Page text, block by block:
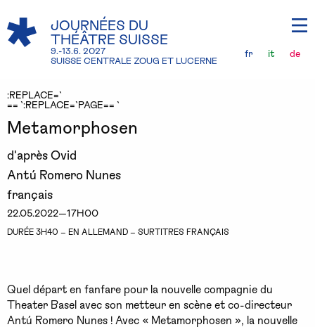
JOURNÉES DU
THÉÂTRE SUISSE
9.-13.6. 2027
SUISSE CENTRALE ZOUG ET LUCERNE
fr it de
:REPLACE=`
== `:REPLACE=`PAGE== `
Metamorphosen
d'après Ovid
Antú Romero Nunes
français
22.05.2022—17H00
DURÉE 3H40 – EN ALLEMAND – SURTITRES FRANÇAIS
Quel départ en fanfare pour la nouvelle compagnie du
Theater Basel avec son metteur en scène et co-directeur
Antú Romero Nunes ! Avec « Metamorphosen », la nouvelle